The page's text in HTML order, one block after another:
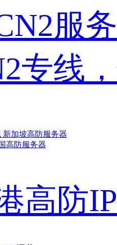
服
专线
新加坡高防服务器
高防服务器
高防IP